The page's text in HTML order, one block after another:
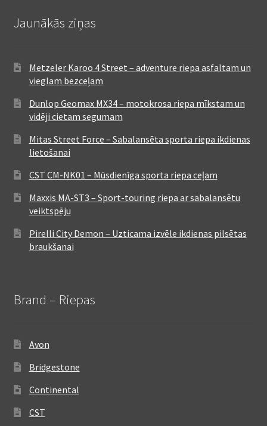
Jaunākās ziņas
Metzeler Karoo 4 Street – adventure riepa asfaltam un
vieglam bezceļam
Dunlop Geomax MX34 – motokrosa riepa mīkstam un
vidēji cietam segumam
Mitas Street Force – Sabalansēta sporta riepa ikdienas
lietošanai
CST CM-NK01 – Mūsdienīga sporta riepa ceļam
Maxxis MA-ST3 – Sport-touring riepa ar sabalansētu
veiktspēju
Pirelli City Demon – Uzticama izvēle ikdienas pilsētas
braukšanai
Brand – Riepas
Avon
Bridgestone
Continental
CST